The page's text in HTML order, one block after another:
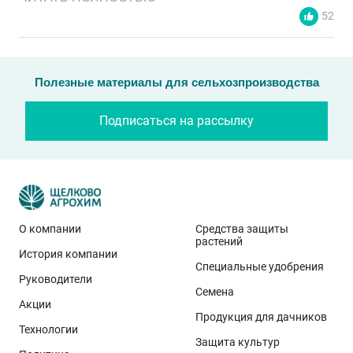
Эти результаты особенно показательны для
условий Приволжского федерального округа. Они
демонстрируют, что потенциал интенсивного сорта
реализуется при грамотном управлении
технологией: сбалансированном минеральном
52
Полезные материалы для сельхозпроизводства
Подписаться на рассылку
О компании
История компании
Руководители
Акции
Технологии
Средства защиты
растений
Специальные удобрения
Семена
Продукция для дачников
Защита культур